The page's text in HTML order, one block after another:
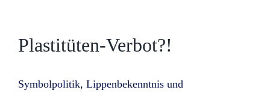
Plastitüten-Verbot?!
Symbolpolitik, Lippenbekenntnis und